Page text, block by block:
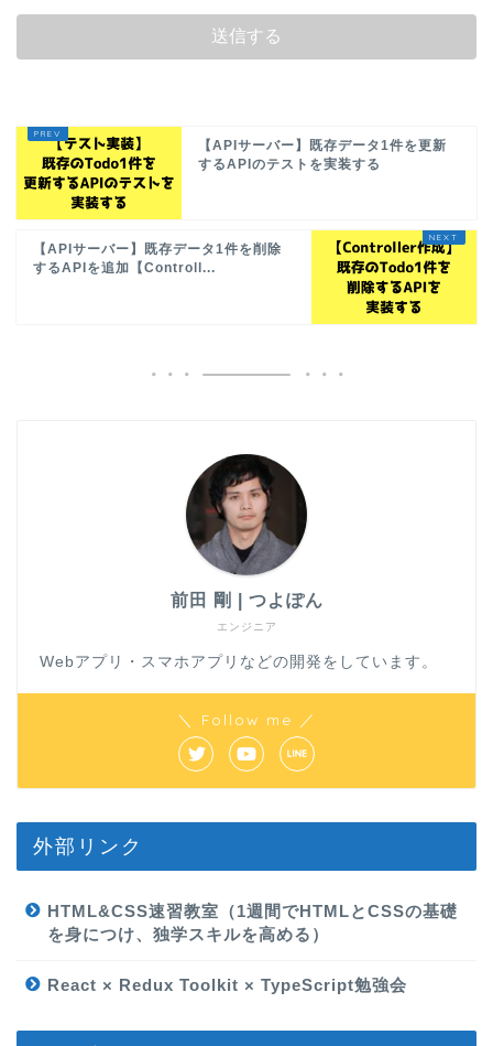
【APIサーバー】既存データ1件を更新
するAPIのテストを実装する
【APIサーバー】既存データ1件を削除
するAPIを追加【Controll...
エンジニア
前田 剛 | つよぽん
Webアプリ・スマホアプリなどの開発をしています。
＼ Follow me ／
外部リンク
HTML&CSS速習教室（1週間でHTMLとCSSの基礎
を身につけ、独学スキルを高める）
React × Redux Toolkit × TypeScript勉強会